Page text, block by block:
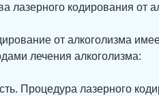
лазерного кодирования от
от алкоголизма
лечения алкоголизма:
Процедура лазерного